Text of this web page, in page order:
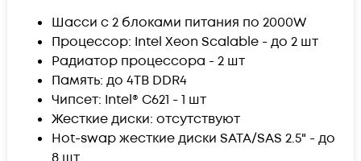
Шасси с 2 блоками питания по 2000W
Процессор: Intel Xeon Scalable - до 2 шт
Радиатор процессора - 2 шт
Память: до 4TB DDR4
Чипсет: Intel® C621 - 1 шт
Жесткие диски: отсутствуют
Hot-swap жесткие диски SATA/SAS 2.5" - до